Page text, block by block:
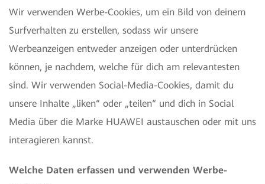
Wir verwenden Werbe-Cookies, um ein Bild von deinem
Surfverhalten zu erstellen, sodass wir unsere
Werbeanzeigen entweder anzeigen oder unterdrücken
können, je nachdem, welche für dich am relevantesten
sind. Wir verwenden Social-Media-Cookies, damit du
unsere Inhalte „liken“ oder „teilen“ und dich in Social
Media über die Marke HUAWEI austauschen oder mit uns
interagieren kannst.
Welche Daten erfassen und verwenden Werbe-